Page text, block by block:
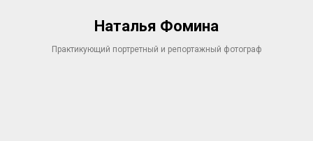
Наталья Фомина
Практикующий портретный и репортажный фотограф